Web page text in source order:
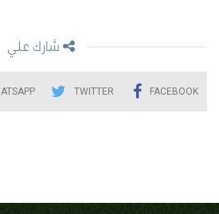
شارك علي
FACEBOOK
TWITTER